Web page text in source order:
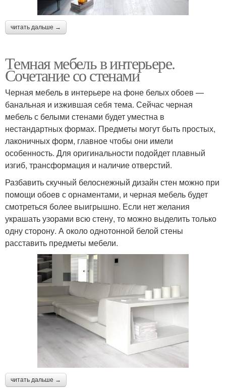
читать дальше →
Темная мебель в интерьере.
Сочетание со стенами
Черная мебель в интерьере на фоне белых обоев —
банальная и изжившая себя тема. Сейчас черная
мебель с белыми стенами будет уместна в
нестандартных формах. Предметы могут быть простых,
лаконичных форм, главное чтобы они имели
особенность. Для оригинальности подойдет плавный
изгиб, трансформация и наличие отверстий.
Разбавить скучный белоснежный дизайн стен можно при
помощи обоев с орнаментами, и черная мебель будет
смотреться более выигрышно. Если нет желания
украшать узорами всю стену, то можно выделить только
одну сторону. А около однотонной белой стены
расставить предметы мебели.
читать дальше →